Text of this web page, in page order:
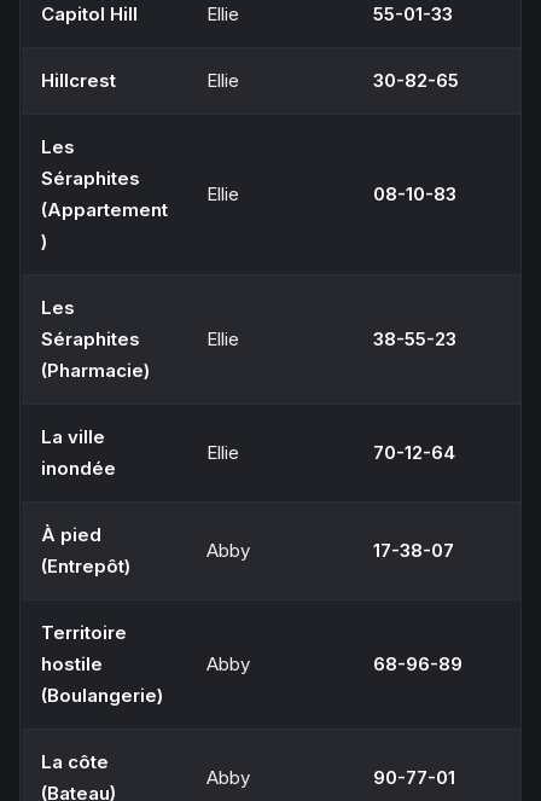
Capitol Hill Ellie 55-01-33
Hillcrest Ellie 30-82-65
Les
Séraphites
(Appartement
)
Ellie 08-10-83
Les
Séraphites
(Pharmacie)
Ellie 38-55-23
La ville
inondée
Ellie 70-12-64
À pied
(Entrepôt)
Abby 17-38-07
Territoire
hostile
(Boulangerie)
Abby 68-96-89
La côte
(Bateau)
Abby 90-77-01